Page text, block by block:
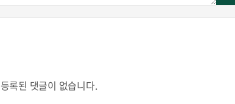
등록된 댓글이 없습니다.